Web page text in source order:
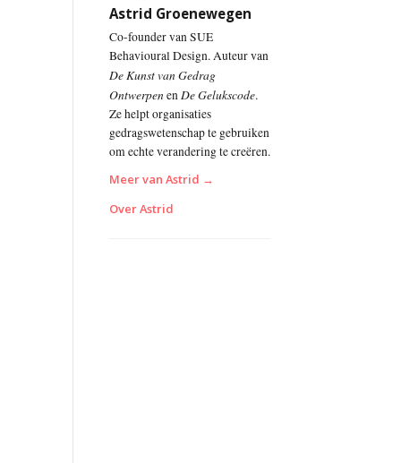
Astrid Groenewegen
Co-founder van SUE
Behavioural Design. Auteur van
De Kunst van Gedrag
OntwerpenenDe Gelukscode.
Ze helpt organisaties
gedragswetenschap te gebruiken
om echte verandering te creëren.
Meer van Astrid →
Over Astrid